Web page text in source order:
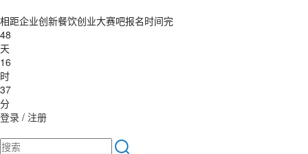
相距企业创新餐饮创业大赛吧报名时间完
48
天
16
时
37
分
登录 / 注册